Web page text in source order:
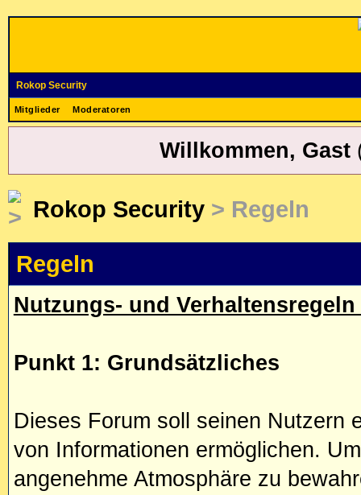
Rokop Security
Mitglieder Moderatoren
Willkommen, Gast
Rokop Security> Regeln
Regeln
Nutzungs- und
Punkt 1: Grundsätzliches
Dieses Forum soll seinen Nutzern
von Informationen ermöglichen.
angenehme Atmosphäre zu